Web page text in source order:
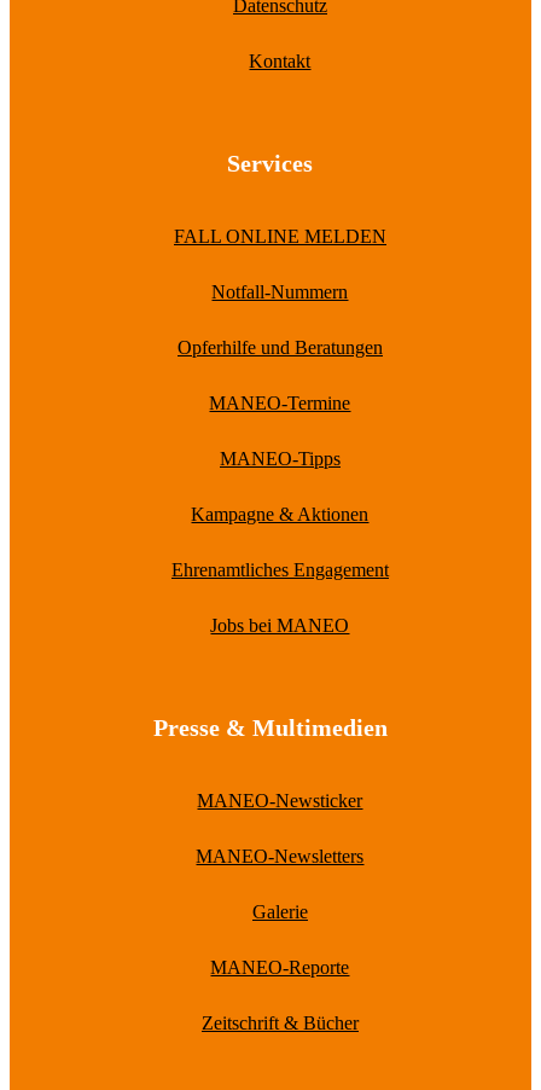
Datenschutz
Kontakt
Services
FALL ONLINE MELDEN
Notfall-Nummern
Opferhilfe und Beratungen
MANEO-Termine
MANEO-Tipps
Kampagne & Aktionen
Ehrenamtliches Engagement
Jobs bei MANEO
Presse & Multimedien
MANEO-Newsticker
MANEO-Newsletters
Galerie
MANEO-Reporte
Zeitschrift & Bücher